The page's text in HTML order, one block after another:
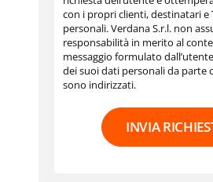
con i propri clienti, destinatari e
personali. Verdana S.r.l. non
responsabilità in merito al
messaggio formulato
dei suoi dati personali da parte
sono indirizzati.
INVIA